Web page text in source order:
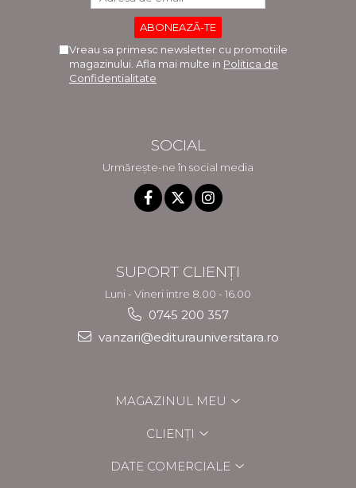
Vreau sa primesc newsletter cu promotiile
magazinului. Afla mai multe in Politica de
Confidentialitate
SOCIAL
Urmărește-ne în social media
SUPORT CLIENȚI
Luni - Vineri intre 8.00 - 16.00
0745 200 357
vanzari@editurauniversitara.ro
MAGAZINUL MEU
CLIENȚI
DATE COMERCIALE